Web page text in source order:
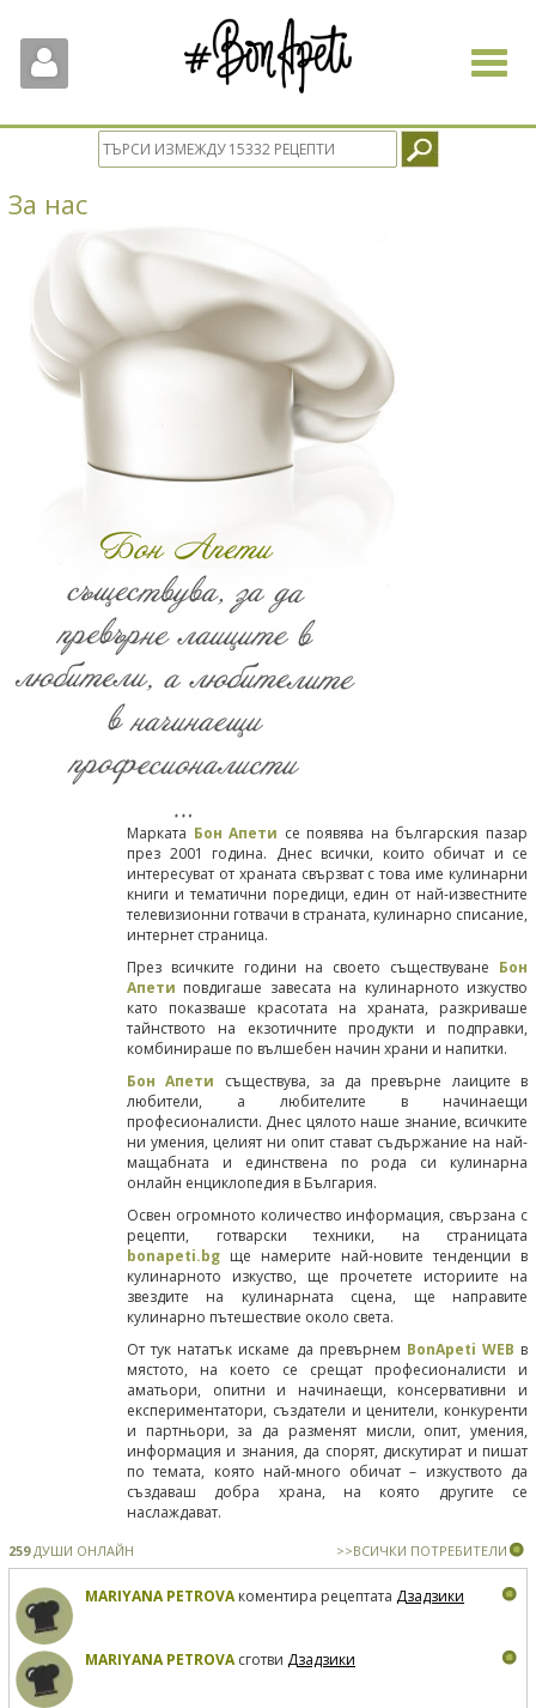
Toggle
За нас
Марката Бон Апети се появява на българския пазар
през 2001 година. Днес всички, които обичат и се
интересуват от храната свързват с това име кулинарни
книги и тематични поредици, един от най-известните
телевизионни готвачи в страната, кулинарно списание,
интернет страница.
През всичките години на своето съществуване Бон
Апети повдигаше завесата на кулинарното изкуство
като показваше красотата на храната, разкриваше
тайнството на екзотичните продукти и подправки,
комбинираше по вълшебен начин храни и напитки.
Бон Апети съществува, за да превърне лаиците в
любители, а любителите в начинаещи
професионалисти. Днес цялото наше знание, всичките
ни умения, целият ни опит стават съдържание на най-
мащабната и единствена по рода си кулинарна
онлайн енциклопедия в България.
Освен огромното количество информация, свързана с
рецепти, готварски техники, на страницата
bonapeti.bg ще намерите най-новите тенденции в
кулинарното изкуство, ще прочетете историите на
звездите на кулинарната сцена, ще направите
кулинарно пътешествие около света.
От тук нататък искаме да превърнем BonApeti WEB в
мястото, на което се срещат професионалисти и
аматьори, опитни и начинаещи, консервативни и
експериментатори, създатели и ценители, конкуренти
и партньори, за да разменят мисли, опит, умения,
информация и знания, да спорят, дискутират и пишат
по темата, която най-много обичат – изкуството да
създаваш добра храна, на която другите се
наслаждават.
259ДУШИ ОНЛАЙН >>ВСИЧКИ ПОТРЕБИТЕЛИ
MARIYANA PETROVAкоментира рецептата Дзадзики
MARIYANA PETROVAсготви Дзадзики